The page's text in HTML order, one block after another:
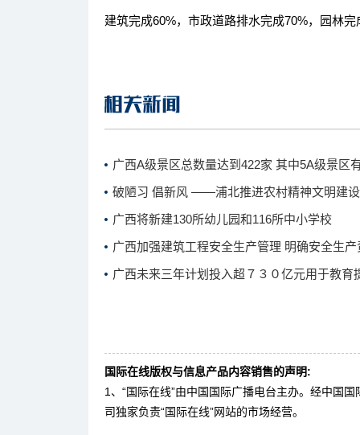
建筑完成60%，市政道路排水完成70%，园林
广西A级景区总数量达到422家 其中5A级景区
破陋习 倡新风 ——浦北推进农村精神文明建
广西将新建130所幼儿园和116所中小学校
广西加强建筑工程安全生产管理 明确安全生产
广西未来三年计划投入超７３０亿元用于教育
国际在线版权与信息产品内容销售的声明:
1、“国际在线”由中国国际广播电台主办。经中国
司独家负责“国际在线”网站的市场经营。